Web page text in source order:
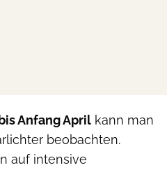
Anfang April kann man
beobachten.
auf intensive